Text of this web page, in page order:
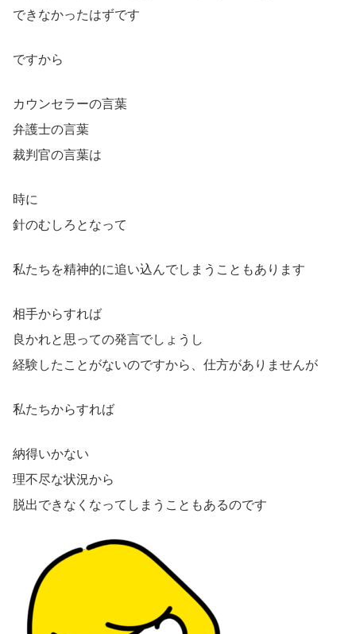
できなかったはずです
ですから
カウンセラーの言葉
弁護士の言葉
裁判官の言葉は
時に
針のむしろとなって
私たちを精神的に追い込んでしまうこともあります
相手からすれば
良かれと思っての発言でしょうし
経験したことがないのですから、仕方がありませんが
私たちからすれば
納得いかない
理不尽な状況から
脱出できなくなってしまうこともあるのです